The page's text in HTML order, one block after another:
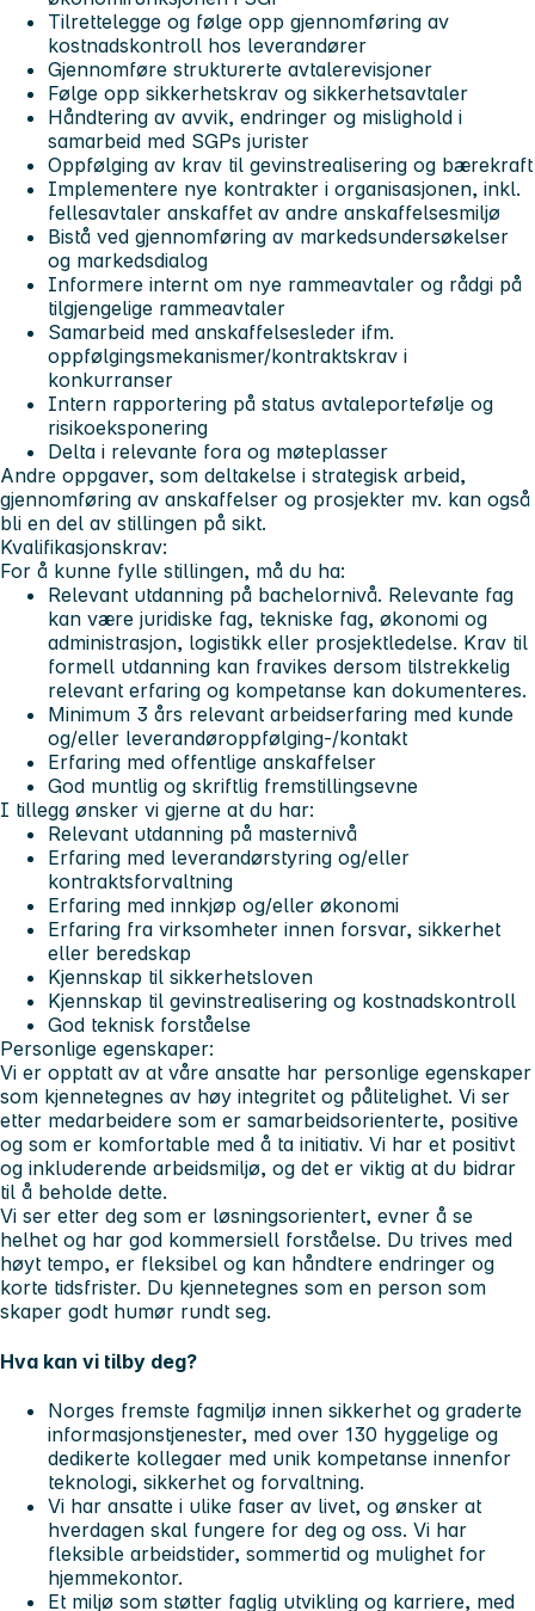
Tilrettelegge og følge opp gjennomføring av
kostnadskontroll hos leverandører
Gjennomføre strukturerte avtalerevisjoner
Følge opp sikkerhetskrav og sikkerhetsavtaler
Håndtering av avvik, endringer og mislighold i
samarbeid med SGPs jurister
Oppfølging av krav til gevinstrealisering og bærekraft
Implementere nye kontrakter i organisasjonen, inkl.
fellesavtaler anskaffet av andre anskaffelsesmiljø
Bistå ved gjennomføring av markedsundersøkelser
og markedsdialog
Informere internt om nye rammeavtaler og rådgi på
tilgjengelige rammeavtaler
Samarbeid med anskaffelsesleder ifm.
oppfølgingsmekanismer/kontraktskrav i
konkurranser
Intern rapportering på status avtaleportefølje og
risikoeksponering
Delta i relevante fora og møteplasser
Andre oppgaver, som deltakelse i strategisk arbeid,
gjennomføring av anskaffelser og prosjekter mv. kan også
bli en del av stillingen på sikt.
Kvalifikasjonskrav:
For å kunne fylle stillingen, må du ha:
Relevant utdanning på bachelornivå. Relevante fag
kan være juridiske fag, tekniske fag, økonomi og
administrasjon, logistikk eller prosjektledelse. Krav til
formell utdanning kan fravikes dersom tilstrekkelig
relevant erfaring og kompetanse kan dokumenteres.
Minimum 3 års relevant arbeidserfaring med kunde
og/eller leverandøroppfølging-/kontakt
Erfaring med offentlige anskaffelser
God muntlig og skriftlig fremstillingsevne
I tillegg ønsker vi gjerne at du har:
Relevant utdanning på masternivå
Erfaring med leverandørstyring og/eller
kontraktsforvaltning
Erfaring med innkjøp og/eller økonomi
Erfaring fra virksomheter innen forsvar, sikkerhet
eller beredskap
Kjennskap til sikkerhetsloven
Kjennskap til gevinstrealisering og kostnadskontroll
God teknisk forståelse
Personlige egenskaper:
Vi er opptatt av at våre ansatte har personlige egenskaper
som kjennetegnes av høy integritet og pålitelighet. Vi ser
etter medarbeidere som er samarbeidsorienterte, positive
og som er komfortable med å ta initiativ. Vi har et positivt
og inkluderende arbeidsmiljø, og det er viktig at du bidrar
til å beholde dette.
Vi ser etter deg som er løsningsorientert, evner å se
helhet og har god kommersiell forståelse. Du trives med
høyt tempo, er fleksibel og kan håndtere endringer og
korte tidsfrister. Du kjennetegnes som en person som
skaper godt humør rundt seg.
Hva kan vi tilby deg?
Norges fremste fagmiljø innen sikkerhet og graderte
informasjonstjenester, med over 130 hyggelige og
dedikerte kollegaer med unik kompetanse innenfor
teknologi, sikkerhet og forvaltning.
Vi har ansatte i ulike faser av livet, og ønsker at
hverdagen skal fungere for deg og oss. Vi har
fleksible arbeidstider, sommertid og mulighet for
hjemmekontor.
Et miljø som støtter faglig utvikling og karriere, med